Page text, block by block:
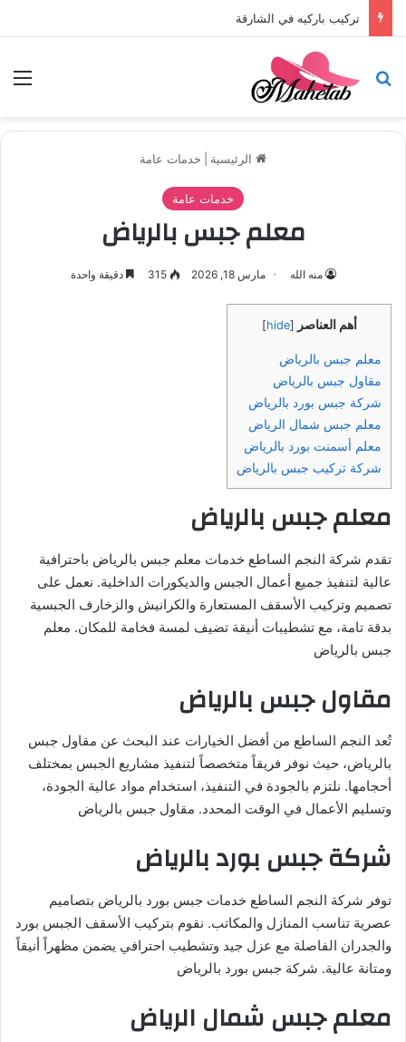
تركيب باركيه في الشارقة
بحث عن
الرئيسية خدمات عامة
خدمات عامة
معلم جبس بالرياض
منه الله مارس 18, 2026 315 دقيقة واحدة
أهم العناصر [
hide
]
معلم جبس بالرياض
مقاول جبس بالرياض
شركة جبس بورد بالرياض
معلم جبس شمال الرياض
معلم أسمنت بورد بالرياض
شركة تركيب جبس بالرياض
معلم جبس بالرياض
تقدم شركة النجم الساطع خدمات معلم جبس بالرياض باحترافية
عالية لتنفيذ جميع أعمال الجبس والديكورات الداخلية. نعمل على
تصميم وتركيب الأسقف المستعارة والكرانيش والزخارف الجبسية
بدقة تامة، مع تشطيبات أنيقة تضيف لمسة فخامة للمكان. معلم
جبس بالرياض
مقاول جبس بالرياض
تُعد النجم الساطع من أفضل الخيارات عند البحث عن مقاول جبس
بالرياض، حيث نوفر فريقاً متخصصاً لتنفيذ مشاريع الجبس بمختلف
أحجامها. نلتزم بالجودة في التنفيذ، استخدام مواد عالية الجودة،
وتسليم الأعمال في الوقت المحدد. مقاول جبس بالرياض
شركة جبس بورد بالرياض
توفر شركة النجم الساطع خدمات جبس بورد بالرياض بتصاميم
عصرية تناسب المنازل والمكاتب. نقوم بتركيب الأسقف الجبس بورد
والجدران الفاصلة مع عزل جيد وتشطيب احترافي يضمن مظهراً أنيقاً
ومتانة عالية. شركة جبس بورد بالرياض
معلم جبس شمال الرياض